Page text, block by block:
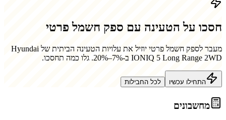
חסכו על הטעינה עם ספק חשמל פרטי
מעבר לספק חשמל פרטי יוזיל את עלויות הטעינה הביתית של Hyundai
IONIQ 5 Long Range 2WD ב-7%–20%. גלו כמה תחסכו.
התחילו עכשיו לכל החבילות
מחשבונים